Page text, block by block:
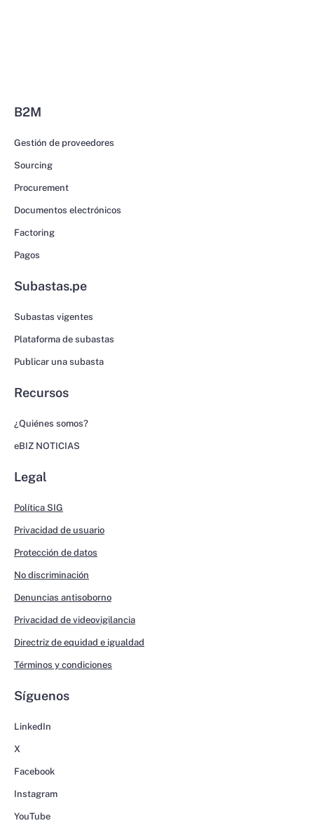
B2M
Gestión de proveedores
Sourcing
Procurement
Documentos electrónicos
Factoring
Pagos
Subastas.pe
Subastas vigentes
Plataforma de subastas
Publicar una subasta
Recursos
¿Quiénes somos?
eBIZ NOTICIAS
Legal
Política SIG
Privacidad de usuario
Protección de datos
No discriminación
Denuncias antisoborno
Privacidad de videovigilancia
Directriz de equidad e igualdad
Términos y condiciones
Síguenos
LinkedIn
X
Facebook
Instagram
YouTube